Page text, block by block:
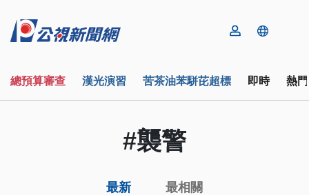
總預算審查 漢光演習 苦茶油苯駢芘超標 即時 熱
#襲警
最新 最相關